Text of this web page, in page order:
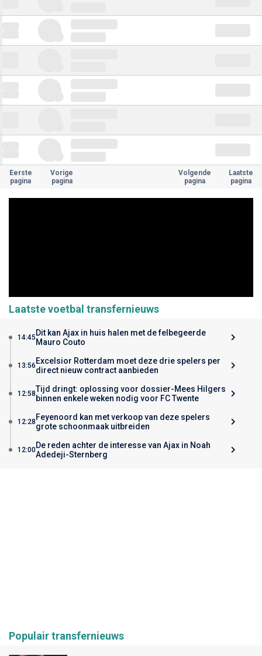
Eerste
pagina
Vorige
pagina
Volgende
pagina
Laatste
pagina
Laatste voetbal transfernieuws
14:45 Dit kan Ajax in huis halen met de felbegeerde
Mauro Couto
13:56 Excelsior Rotterdam moet deze drie spelers per
direct nieuw contract aanbieden
12:58Tijd dringt: oplossing voor dossier-Mees Hilgers
binnen enkele weken nodig voor FC Twente
12:28 Feyenoord kan met verkoop van deze spelers
grote schoonmaak uitbreiden
12:00De reden achter de interesse van Ajax in Noah
Adedeji-Sternberg
Populair transfernieuws